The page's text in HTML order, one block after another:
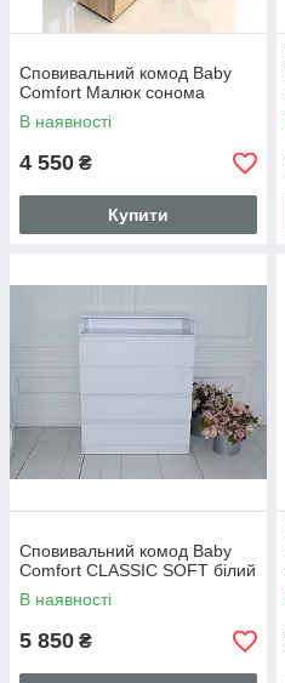
Сповивальний комод Baby
Comfort Малюк сонома
В наявності
4 550 ₴
Купити
Сповивальний комод Baby
Comfort CLASSIC SOFT білий
В наявності
5 850 ₴